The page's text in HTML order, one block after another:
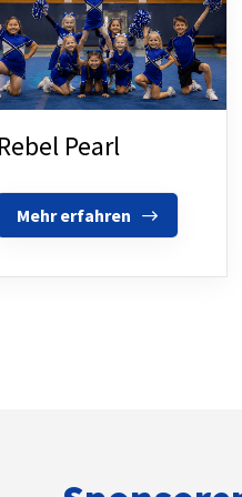
Rebel Pearl
Mehr erfahren
Mitglieder-Service
Alles zur
Downloads